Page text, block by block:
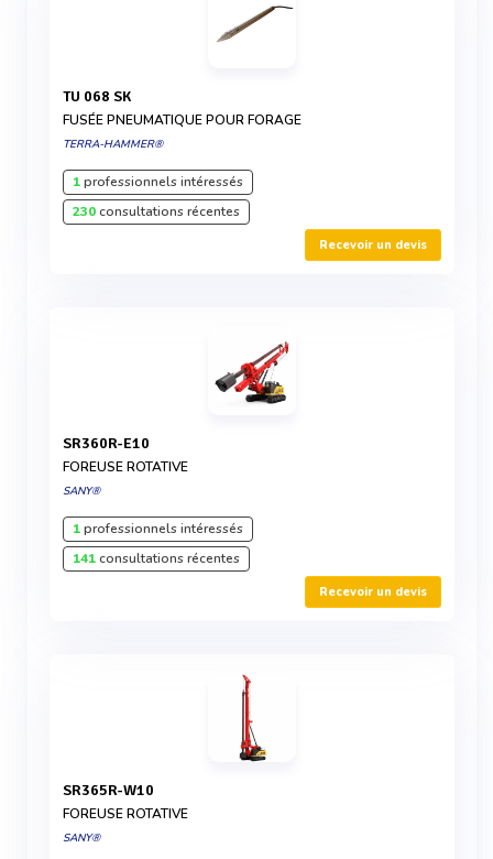
TU 068 SK
FUSÉE PNEUMATIQUE POUR FORAGE
TERRA-HAMMER®
1professionnels intéressés
230consultations récentes
Recevoir un devis
SR360R-E10
FOREUSE ROTATIVE
SANY®
1professionnels intéressés
141consultations récentes
Recevoir un devis
SR365R-W10
FOREUSE ROTATIVE
SANY®